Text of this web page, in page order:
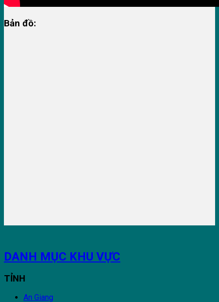
Bản đồ:
DANH MỤC KHU VỰC
TỈNH
An Giang